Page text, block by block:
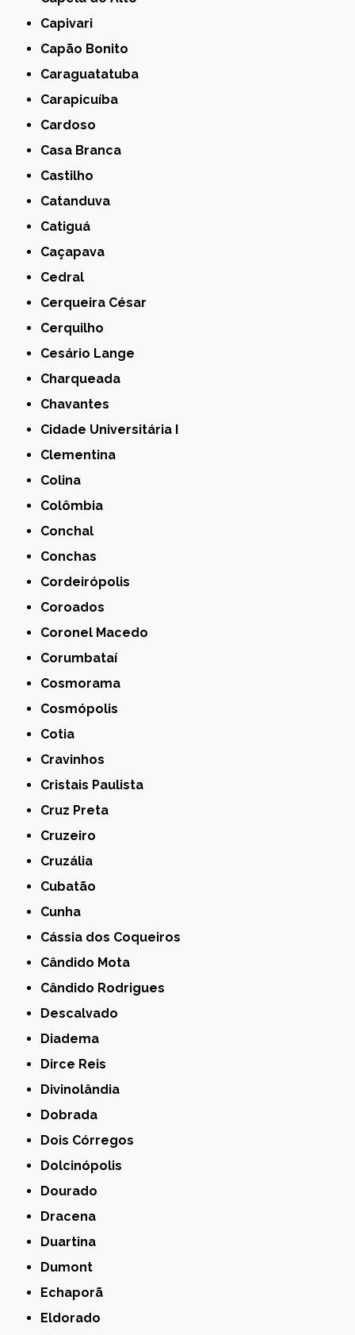
Capivari
Capão Bonito
Caraguatatuba
Carapicuíba
Cardoso
Casa Branca
Castilho
Catanduva
Catiguá
Caçapava
Cedral
Cerqueira César
Cerquilho
Cesário Lange
Charqueada
Chavantes
Cidade Universitária I
Clementina
Colina
Colômbia
Conchal
Conchas
Cordeirópolis
Coroados
Coronel Macedo
Corumbataí
Cosmorama
Cosmópolis
Cotia
Cravinhos
Cristais Paulista
Cruz Preta
Cruzeiro
Cruzália
Cubatão
Cunha
Cássia dos Coqueiros
Cândido Mota
Cândido Rodrigues
Descalvado
Diadema
Dirce Reis
Divinolândia
Dobrada
Dois Córregos
Dolcinópolis
Dourado
Dracena
Duartina
Dumont
Echaporã
Eldorado